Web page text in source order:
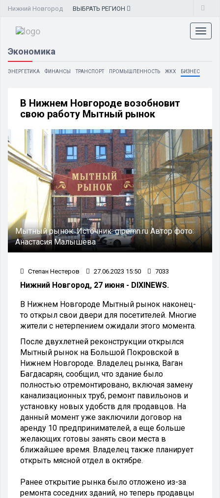
Нижний Новгород ВЫБРАТЬ РЕГИОН
Экономика
ЭНЕРГЕТИКА ФИНАНСЫ ТРАНСПОРТ ПРОМЫШЛЕННОСТЬ ЖКХ БИЗНЕС
В Нижнем Новгороде возобновит
свою работу Мытный рынок
Мытный рынок.Источник:gipernn.ruАвтор фото:
Анастасия Малышева
Степан Нестеров 27.06.2023 15:50 7033
Нижний Новгород, 27 июня - DIXINEWS.
В Нижнем Новгороде Мытный рынок наконец-
то открыл свои двери для посетителей. Многие
жители с нетерпением ожидали этого момента.
После двухлетней реконструкции открылся
Мытный рынок на Большой Покровской в
Нижнем Новгороде. Владелец рынка, Ваган
Багдасарян, сообщил, что здание было
полностью отремонтировано, включая замену
канализационных труб, ремонт павильонов и
установку новых удобств для продавцов. На
данный момент уже заключили договор на
аренду 10 предпринимателей, а еще больше
желающих готовы занять свои места в
ближайшее время. Владелец также планирует
открыть мясной отдел в октябре.
Ранее открытие рынка было отложено из-за
ремонта соседних зданий, но теперь продавцы